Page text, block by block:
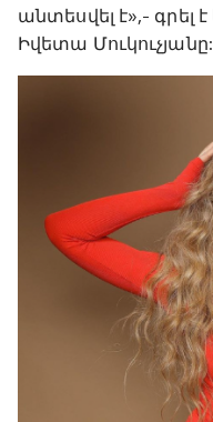
անտեսվել է»,- գրել
Իվետա Մուկուչյանը: